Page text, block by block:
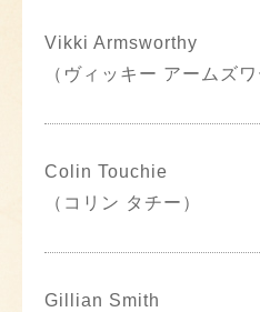
Vikki Armsworthy
（ヴィッキー アームズワ
Colin Touchie
（コリン タチー）
Gillian Smith